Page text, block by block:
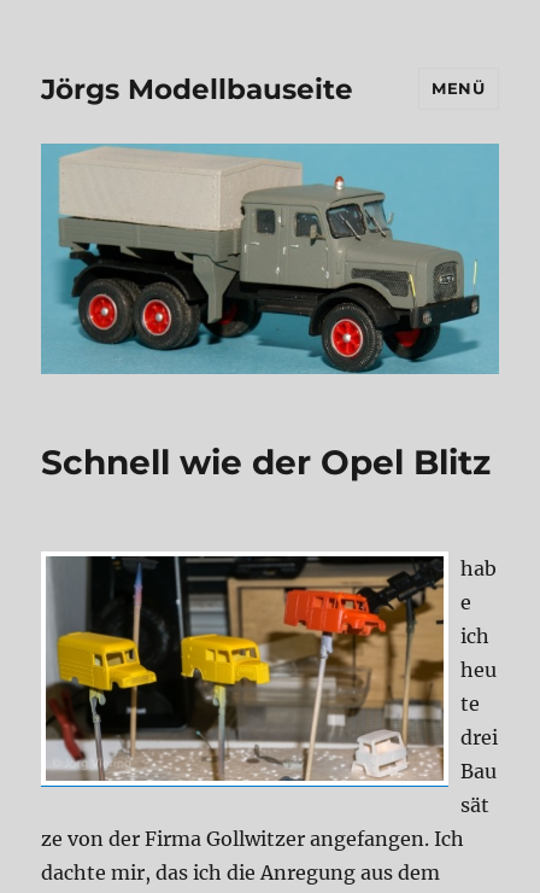
Jörgs Modellbauseite MENÜ
Schnell wie der Opel Blitz
hab
e
ich
heu
te
drei
Bau
sät
ze von der Firma Gollwitzer angefangen. Ich
dachte mir, das ich die Anregung aus dem